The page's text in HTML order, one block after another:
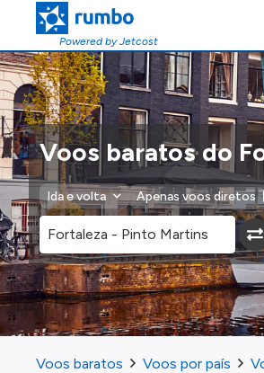
Powered by Jetcost
Voos baratos do
Ida e volta Apenas voos diretos
Voos baratos Voos por país